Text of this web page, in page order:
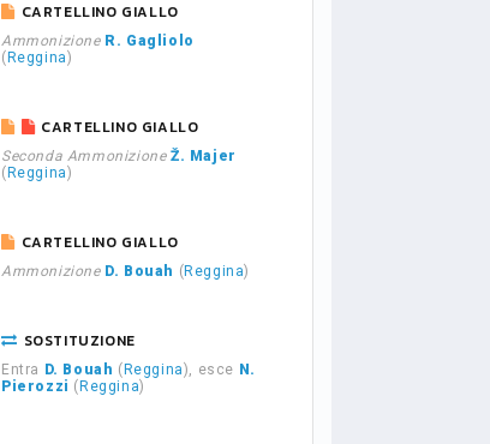
CARTELLINO GIALLO
Ammonizione R. Gagliolo
( Reggina)
CARTELLINO GIALLO
Seconda Ammonizione Ž. Majer
( Reggina)
CARTELLINO GIALLO
Ammonizione D. Bouah ( Reggina)
SOSTITUZIONE
Entra D. Bouah ( Reggina), esce N.
Pierozzi ( Reggina)